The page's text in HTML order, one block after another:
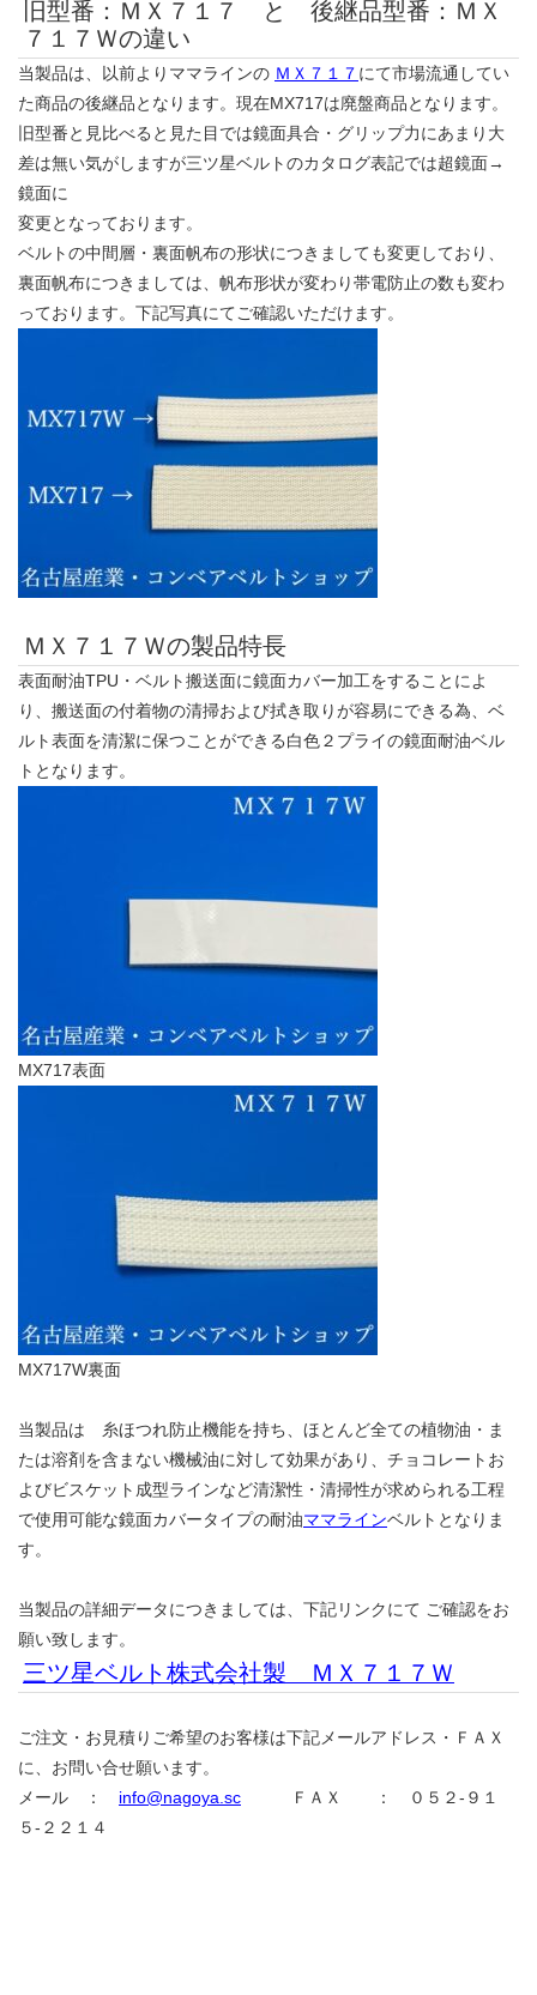
旧型番：ＭＸ７１７ と 後継品型番：ＭＸ
７１７Ｗの違い
当製品は、以前よりママラインの ＭＸ７１７ にて市場流通してい
た商品の後継品となります。現在MX717は廃盤商品となります。
旧型番と見比べると見た目では鏡面具合・グリップ力にあまり大
差は無い気がしますが三ツ星ベルトのカタログ表記では超鏡面→
鏡面に
変更となっております。
ベルトの中間層・裏面帆布の形状につきましても変更しており、
裏面帆布につきましては、帆布形状が変わり帯電防止の数も変わ
っております。下記写真にてご確認いただけます。
ＭＸ７１７Ｗの製品特長
表面耐油TPU・ベルト搬送面に鏡面カバー加工をすることによ
り、搬送面の付着物の清掃および拭き取りが容易にできる為、ベ
ルト表面を清潔に保つことができる白色２プライの鏡面耐油ベル
トとなります。
MX717表面
MX717W裏面
当製品は 糸ほつれ防止機能を持ち、ほとんど全ての植物油・ま
たは溶剤を含まない機械油に対して効果があり、チョコレートお
よびビスケット成型ラインなど清潔性・清掃性が求められる工程
で使用可能な鏡面カバータイプの耐油ママラインベルトとなりま
す。
当製品の詳細データにつきましては、下記リンクにて ご確認をお
願い致します。
三ツ星ベルト株式会社製 ＭＸ７１７Ｗ
ご注文・お見積りご希望のお客様は下記メールアドレス・ＦＡＸ
に、お問い合せ願います。
メール ： info@nagoya.sc ＦＡＸ ： ０５２-９１
５-２２１４